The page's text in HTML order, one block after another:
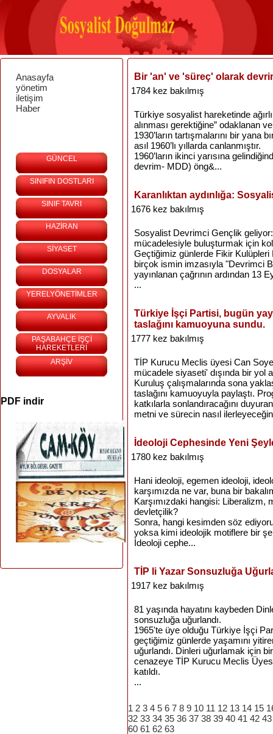
Anasayfa
yönetim
iletişim
Haber
GÜNCEL
SINIFIN DOSTLARI
SINIF TAVRI
HAZİRAN
SİYASET
DOSYALAR
YERELYÖNETİMLER
AYVALIK
PAŞABAHÇE İŞÇİ
HAREKETLERİ
ARŞİV
PDF indir
Bir 'an' ve 'süreç' olarak
1784 kez bakılmış
Türkiye sosyalist hareketinde
alınması gerektiğine” odaklanan
1930’ların tartışmalarını bir yana
asıl 1960’lı yıllarda canlanmıştır.
1960’ların ikinci yarısına
devrim- MDD) öng&...
Karanlıktan aydınlığa:
1676 kez bakılmış
Sosyalist Devrimci Gençlik
mücadelesiyle buluşturmak için
Geçtiğimiz günlerde Fikir
birçok ismin imzasıyla "Devrimci
yayınlanan çağrının ardından 13
...
Türkiye İşçi Partisi, bugün
taslağını kamuoyuna sundu.
1777 kez bakılmış
TİP Kurucu Meclis üyesi Can
mücadele siyaseti' dışında bir yol
Kuruluş çalışmalarında sona
taslağını kamuoyuyla paylaştı.
katkılarla sonlandıracağını
metni ve sürecin nasıl
İdeoloji Cephesinde Yeni
1780 kez bakılmış
Hani ideoloji, egemen ideoloji,
karşımızda ne var, buna bir
Karşımızdaki hangisi:
devletçilik?
Sonra, hangi kesimden söz
yoksa kimi ideolojik motiflere bir
İdeoloji cephe...
TİP li Yazar Sonsuzluğa
1917 kez bakılmış
81 yaşında hayatını kaybeden
sonsuzluğa uğurlandı.
1965'te üye olduğu Türkiye İşçi
geçtiğimiz günlerde yaşamını
uğurlandı. Dinleri uğurlamak için
cenazeye TİP Kurucu Meclis
katıldı.
...
1 2 3 4 5 6 7 8 9 10 11 12 13 14 15
32 33 34 35 36 37 38 39 40 41 42 43
60 61 62 63